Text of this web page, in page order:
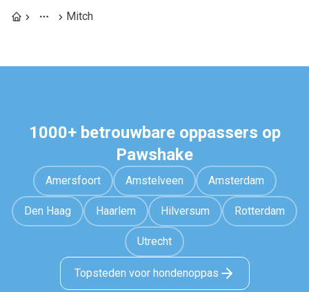
Mitch
1000+ betrouwbare oppassers op
Pawshake
Amersfoort Amstelveen Amsterdam
Den Haag Haarlem Hilversum Rotterdam
Utrecht
Topsteden voor hondenoppas